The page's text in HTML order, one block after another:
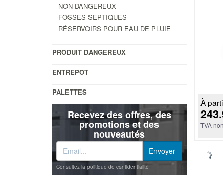
NON DANGEREUX
FOSSES SEPTIQUES
RÉSERVOIRS POUR EAU DE PLUIE
PRODUIT DANGEREUX
ENTREPÔT
PALETTES
Recevez des offres, des
promotions et des
nouveautés
Consultez la politique de confidentialité
À
TVA